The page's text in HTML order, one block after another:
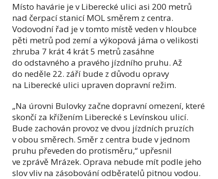
Místo havárie je v Liberecké ulici asi 200 metrů
nad čerpací stanicí MOL směrem z centra.
Vodovodní řad je v tomto místě veden v hloubce
pěti metrů pod zemí a výkopová jáma o velikosti
zhruba 7 krát 4 krát 5 metrů zasáhne
do odstavného a pravého jízdního pruhu. Až
do neděle 22. září bude z důvodu opravy
na Liberecké ulici upraven dopravní režim.
„Na úrovni Bulovky začne dopravní omezení, které
skončí za křížením Liberecké s Levínskou ulicí.
Bude zachován provoz ve dvou jízdních pruzích
v obou směrech. Směr z centra bude v jednom
pruhu převeden do protisměru,“ upřesnil
ve zprávě Mrázek. Oprava nebude mít podle jeho
slov vliv na zásobování odběratelů pitnou vodou.